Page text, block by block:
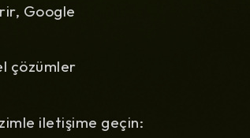
Google
çözümler
iletişime geçin: